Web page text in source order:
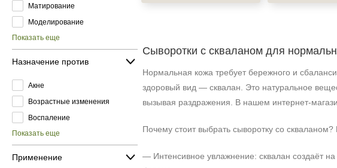
Матирование
Моделирование
Показать еще
Назначение против
Акне
Возрастные изменения
Воспаление
Показать еще
Применение
Сыворотки с скваланом для
Нормальная кожа требует бережного и
здоровый вид — сквалан. Это натуральное
вызывая раздражения. В нашем
Почему стоит выбрать сыворотку со
— Интенсивное увлажнение: сквалан создаёт